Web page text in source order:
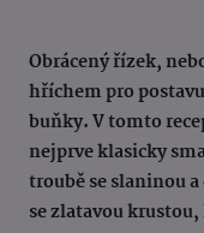
Obrácený řízek,
hříchem pro
buňky. V tomto
nejprve klasicky
troubě se slaninou
se zlatavou